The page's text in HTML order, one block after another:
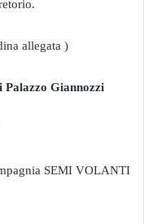
allegata )
Palazzo Giannozzi
SEMI VOLANTI